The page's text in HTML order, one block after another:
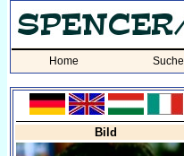
Home Suche
Bild